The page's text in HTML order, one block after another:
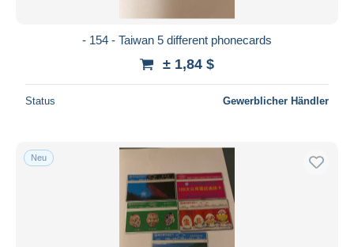
- 154 - Taiwan 5 different phonecards
± 1,84 $
Status Gewerblicher Händler
Neu